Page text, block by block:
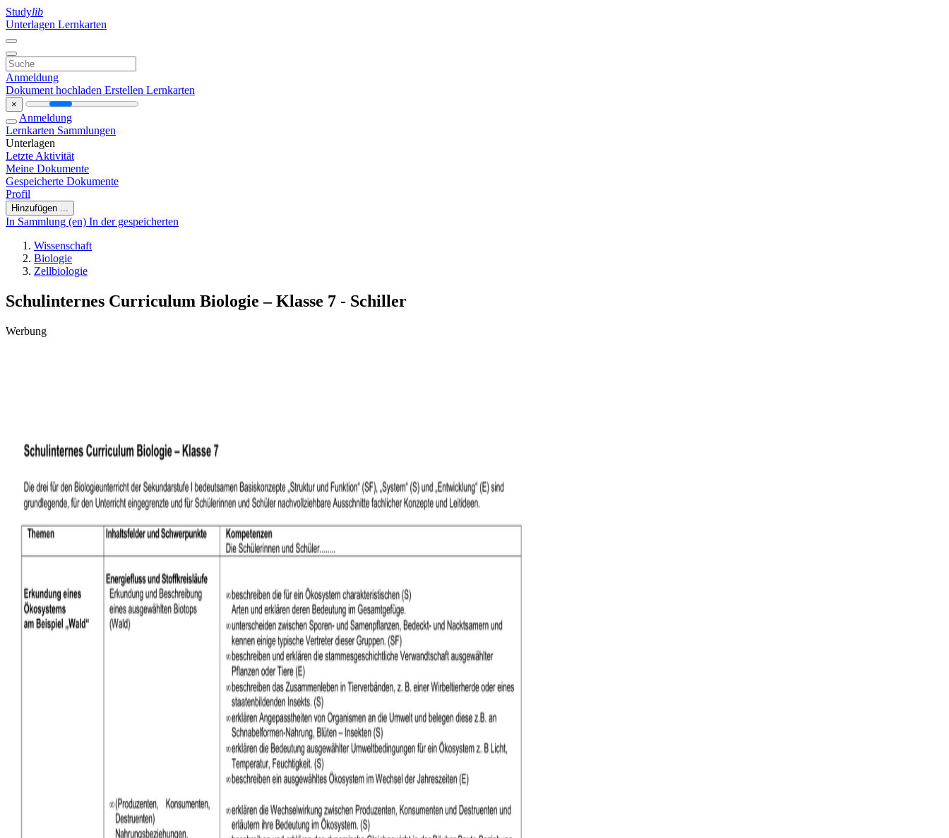
Studylib
Unterlagen Lernkarten
Anmeldung
Dokument hochladen Erstellen Lernkarten
×
Anmeldung
Lernkarten Sammlungen
Unterlagen
Letzte Aktivität
Meine Dokumente
Gespeicherte Dokumente
Profil
Hinzufügen ...
In Sammlung (en) In der gespeicherten
Wissenschaft
Biologie
Zellbiologie
Schulinternes Curriculum Biologie – Klasse 7 - Schiller
Werbung